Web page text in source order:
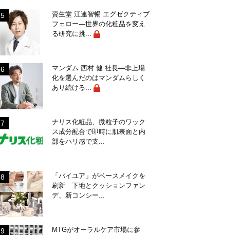
資生堂 江連智暢 エグゼクティブ
フェロー―世界の化粧品を変え
る研究に挑...
マンダム 西村 健 社長―非上場
化を選んだのはマンダムらしく
あり続ける...
ナリス化粧品、微粒子のワック
ス成分配合で即時に肌表面と内
部をハリ感で支...
「バイユア」がベースメイクを
刷新 下地とクッションファン
デ、新コンシー...
MTGがオーラルケア市場に参